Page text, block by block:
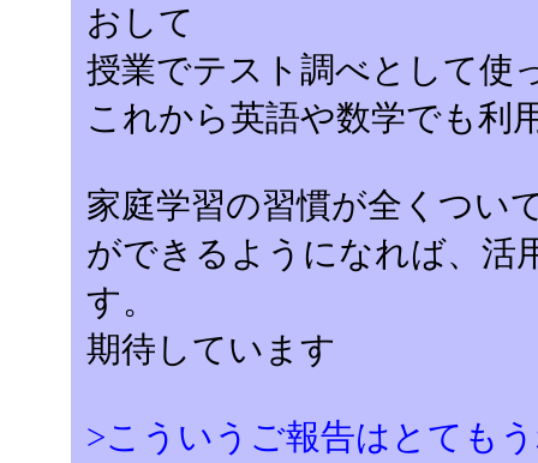
おして
授業でテスト調べとして使
これから英語や数学でも利
家庭学習の習慣が全くつい
ができるようになれば、活
す。
期待しています
>こういうご報告はとても